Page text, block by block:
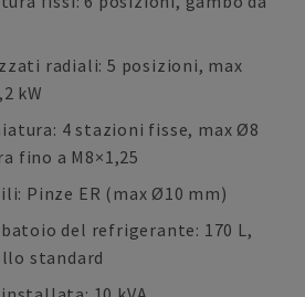
radiali: 5 posizioni, max
kW
4 stazioni fisse, max Ø8
fino a M8×1,25
Pinze ER (max Ø10 mm)
del refrigerante: 170 L,
standard